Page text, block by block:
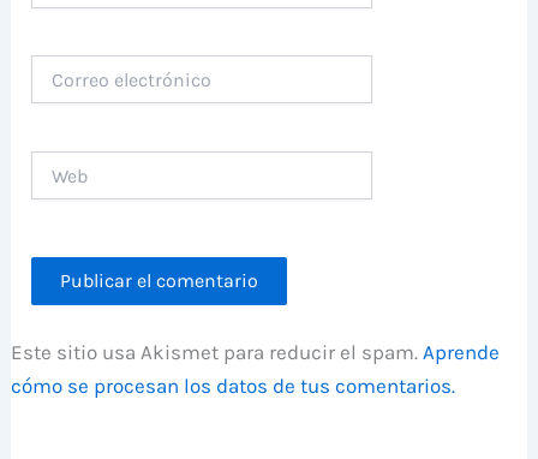
electrónico
Este sitio usa Akismet para reducir el spam.Aprende
cómo se procesan los datos de tus comentarios.